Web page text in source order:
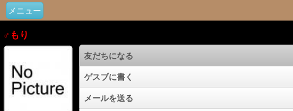
メニュー
♂もり
友だちになる
ゲスブに書く
メールを送る